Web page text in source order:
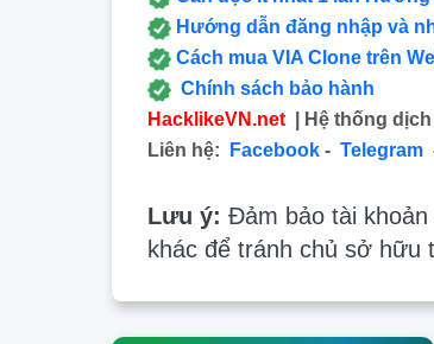
Hướng dẫn đăng nhập và
Cách mua VIA Clone trên
Chính sách bảo hành
HacklikeVN.net | Hệ thống
Liên hệ:
Facebook - Telegram
Lưu ý: Đảm bảo tài
khác để tránh chủ sở hữu